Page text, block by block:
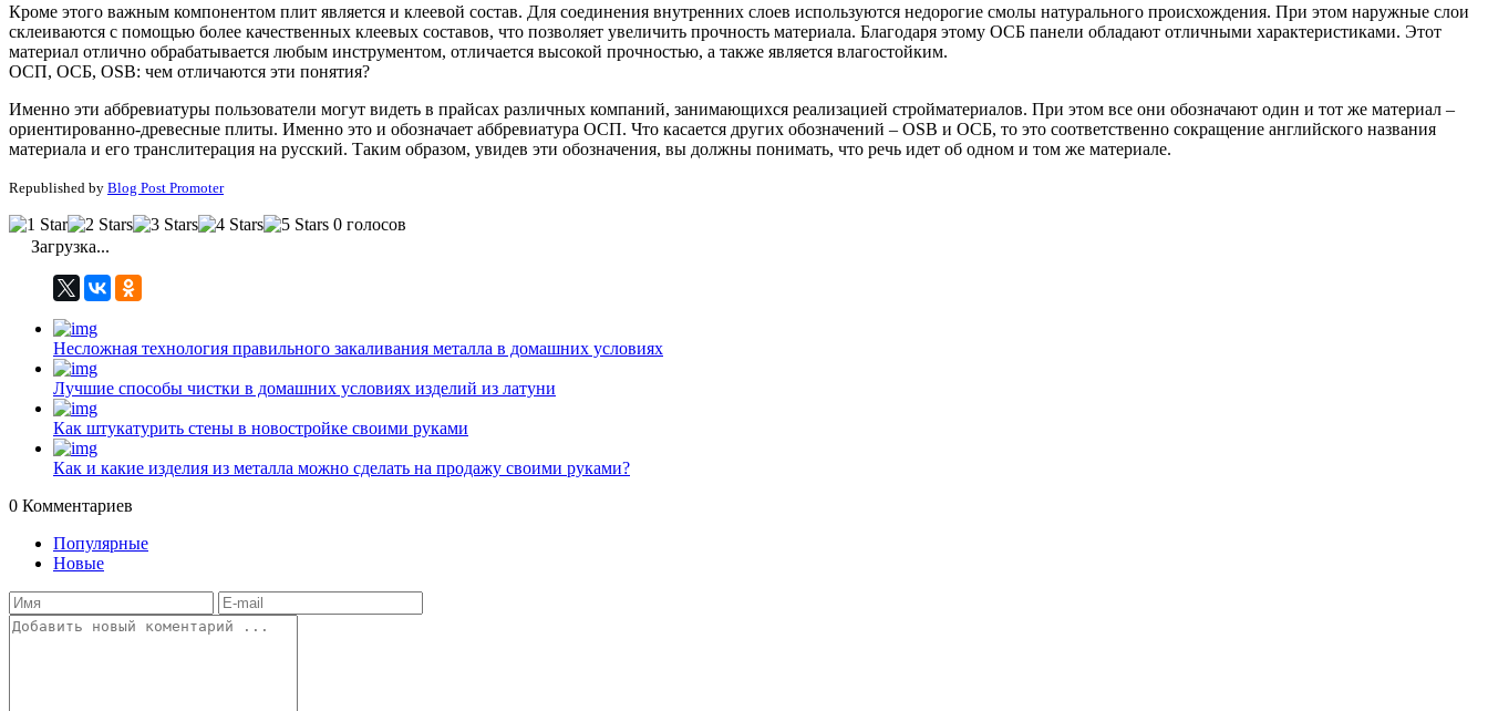
Кроме этого важным компонентом плит является и клеевой состав. Для соединения внутренних слоев используются недорогие смолы натурального происхождения. При этом наружные слои
склеиваются с помощью более качественных клеевых составов, что позволяет увеличить прочность материала. Благодаря этому ОСБ панели обладают отличными характеристиками. Этот
материал отлично обрабатывается любым инструментом, отличается высокой прочностью, а также является влагостойким.
ОСП, ОСБ, OSB: чем отличаются эти понятия?
Именно эти аббревиатуры пользователи могут видеть в прайсах различных компаний, занимающихся реализацией стройматериалов. При этом все они обозначают один и тот же материал –
ориентированно-древесные плиты. Именно это и обозначает аббревиатура ОСП. Что касается других обозначений – OSB и ОСБ, то это соответственно сокращение английского названия
материала и его транслитерация на русский. Таким образом, увидев эти обозначения, вы должны понимать, что речь идет об одном и том же материале.
Republished by Blog Post Promoter
0 голосов
Загрузка...
Несложная технология правильного закаливания металла в домашних условиях
Лучшие способы чистки в домашних условиях изделий из латуни
Как штукатурить стены в новостройке своими руками
Как и какие изделия из металла можно сделать на продажу своими руками?
0 Комментариев
Популярные
Новые